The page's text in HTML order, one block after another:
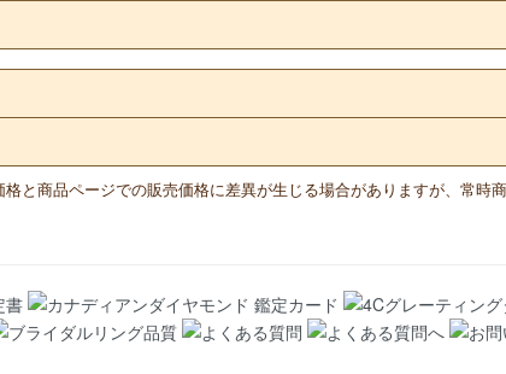
と商品ページでの販売価格に差異が生じる場合がありますが、常時